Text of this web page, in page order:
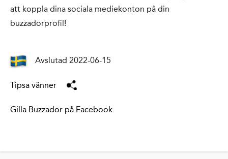
att koppla dina sociala mediekonton på din
buzzadorprofil!
Avslutad 2022-06-15
Tipsa vänner
Gilla Buzzador på Facebook